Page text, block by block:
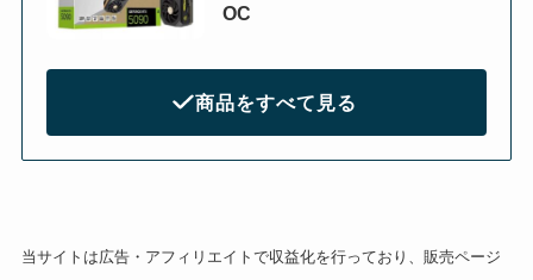
OC
商品をすべて見る
当サイトは広告・アフィリエイトで収益化を行っており、販売ページ